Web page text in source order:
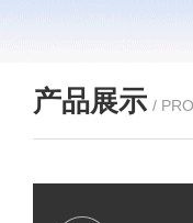
产品展示 /